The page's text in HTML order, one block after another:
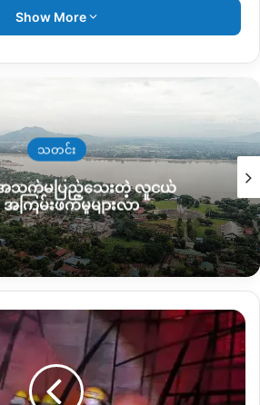
။ ၁၀ နာရီ နောက်ပိုင်းမှာတော့ ဆိုင်
ပိတ်သွားပြီ။”လို့ဖားကန့်မြို့ခံအမျိုးသား
မြို့မှာတော့ အလုအယက်ဝယ်ယူမှုတွေအပြင်
းဝယ်တာတွေရှိနေသလို ပုံမှန် စက်သုံးဆီ
၀ ဝန်းကျင်ကနေ ကျပ် ၇၁၀၀–ကျပ်
ေပြီး ဆိုင်တချို့ ပိတ်ထားရတဲ့အခြေနေ
ြောပါတယ်။
ြစ်တဲ့ တနိုင်းမြို့မှာတော့ ဒီဇယ်
ပြီး တခြားသောစက်သုံးဆီ အမျိုးအစား
ေးတယ်လို့ သိရပါတယ်။
Show More
သတင်း
အသက်မပြည့်သေးတဲ့ လူငယ်
ကြမ်းဖက်မှုများလာ